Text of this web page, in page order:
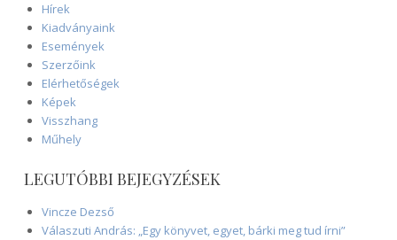
Hírek
Kiadványaink
Események
Szerzőink
Elérhetőségek
Képek
Visszhang
Műhely
LEGUTÓBBI BEJEGYZÉSEK
Vincze Dezső
Válaszuti András: „Egy könyvet, egyet, bárki meg tud írni”